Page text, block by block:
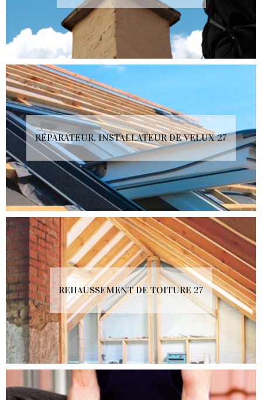
RÉPARATEUR, INSTALLATEUR DE VELUX 27
REHAUSSEMENT DE TOITURE 27